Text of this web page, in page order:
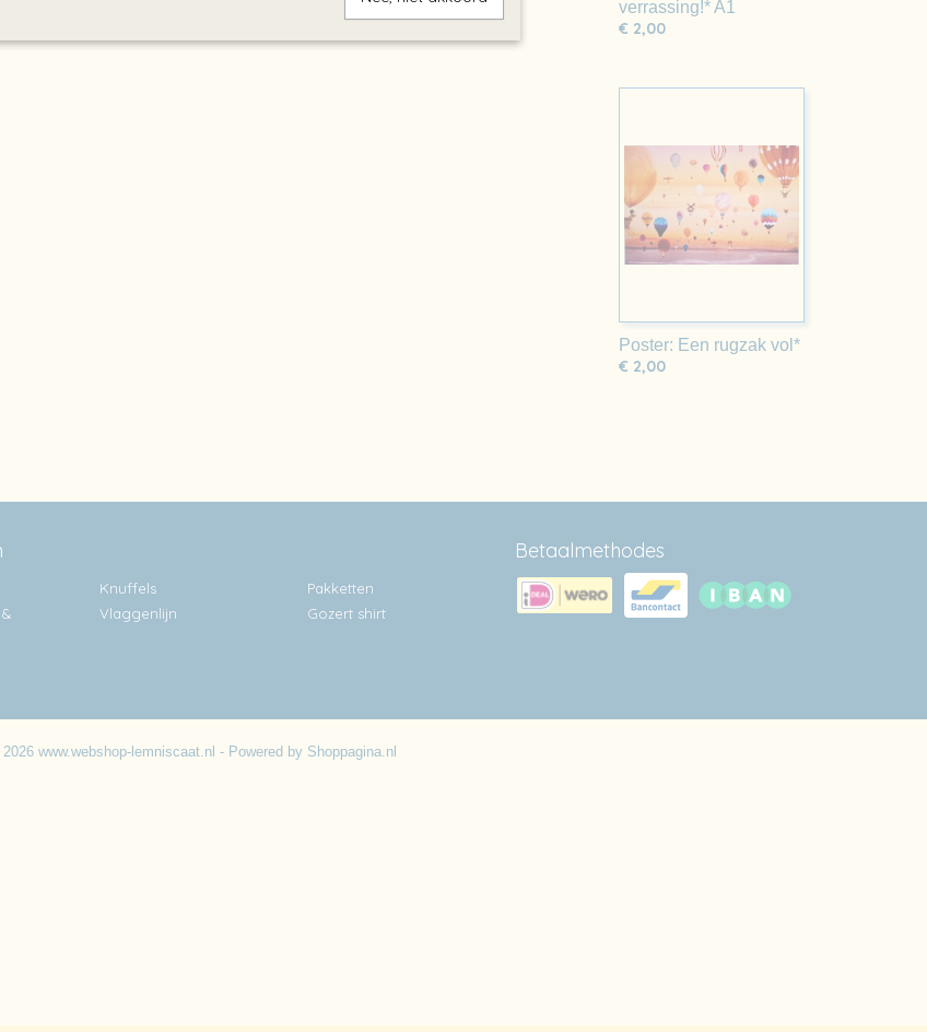
verrassing!* A1
€ 2,00
Poster: Een rugzak vol*
€ 2,00
Knuffels
Vlaggenlijn
Pakketten
Gozert shirt
Betaalmethodes
www.webshop-lemniscaat.nl - Powered by Shoppagina.nl